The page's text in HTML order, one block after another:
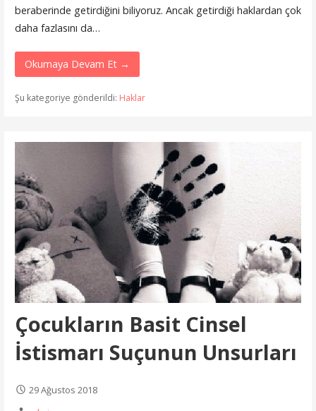
beraberinde getirdiğini biliyoruz. Ancak getirdiği haklardan çok
daha fazlasını da…
Okumaya Devam Et →
Şu kategoriye gönderildi: Haklar
Çocukların Basit Cinsel
İstismarı Suçunun Unsurları
29 Ağustos 2018